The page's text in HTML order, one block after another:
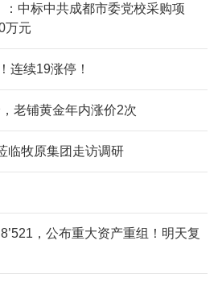
中标中共成都市委党校采购项
万元
连续19涨停！
老铺黄金年内涨价2次
临牧原集团走访调研
，公布重大资产重组！明天复